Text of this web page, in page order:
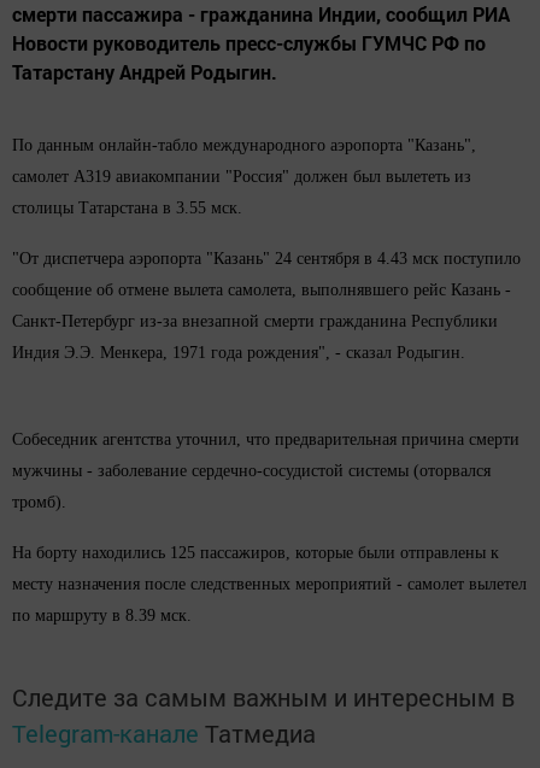
смерти пассажира - гражданина Индии, сообщил РИА
Новости руководитель пресс-службы ГУМЧС РФ по
Татарстану Андрей Родыгин.
По данным онлайн-табло международного аэропорта "Казань",
самолет А319 авиакомпании "Россия" должен был вылететь из
столицы Татарстана в 3.55 мск.
"От диспетчера аэропорта "Казань" 24 сентября в 4.43 мск поступило
сообщение об отмене вылета самолета, выполнявшего рейс Казань -
Санкт-Петербург из-за внезапной смерти гражданина Республики
Индия Э.Э. Менкера, 1971 года рождения", - сказал Родыгин.
Собеседник агентства уточнил, что предварительная причина смерти
мужчины - заболевание сердечно-сосудистой системы (оторвался
тромб).
На борту находились 125 пассажиров, которые были отправлены к
месту назначения после следственных мероприятий - самолет вылетел
по маршруту в 8.39 мск.
Следите за самым важным и интересным в
Telegram-канале Татмедиа